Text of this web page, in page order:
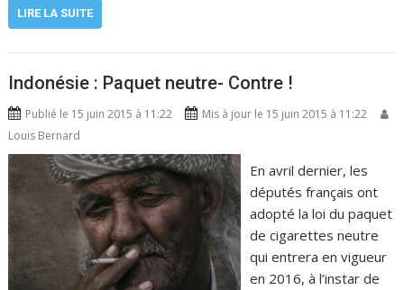
LIRE LA SUITE
Indonésie : Paquet neutre- Contre !
Publié le 15 juin 2015 à 11:22
Mis à jour le 15 juin 2015 à 11:22
Louis Bernard
En avril dernier, les
députés français ont
adopté la loi du paquet
de cigarettes neutre
qui entrera en vigueur
en 2016, à l’instar de